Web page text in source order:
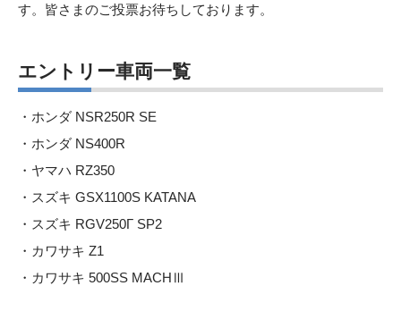
す。皆さまのご投票お待ちしております。
エントリー車両一覧
・ホンダ NSR250R SE
・ホンダ NS400R
・ヤマハ RZ350
・スズキ GSX1100S KATANA
・スズキ RGV250Γ SP2
・カワサキ Z1
・カワサキ 500SS MACHⅢ